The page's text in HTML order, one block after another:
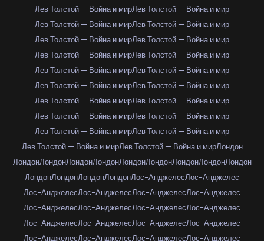
Лев Толстой — Война и мирЛев Толстой — Война и мир
Лев Толстой — Война и мирЛев Толстой — Война и мир
Лев Толстой — Война и мирЛев Толстой — Война и мир
Лев Толстой — Война и мирЛев Толстой — Война и мир
Лев Толстой — Война и мирЛев Толстой — Война и мир
Лев Толстой — Война и мирЛев Толстой — Война и мир
Лев Толстой — Война и мирЛев Толстой — Война и мир
Лев Толстой — Война и мирЛев Толстой — Война и мир
Лев Толстой — Война и мирЛев Толстой — Война и мир
Лев Толстой — Война и мирЛев Толстой — Война и мирЛондон
ЛондонЛондонЛондонЛондонЛондонЛондонЛондонЛондонЛондон
ЛондонЛондонЛондонЛондонЛос-АнджелесЛос-Анджелес
Лос-АнджелесЛос-АнджелесЛос-АнджелесЛос-Анджелес
Лос-АнджелесЛос-АнджелесЛос-АнджелесЛос-Анджелес
Лос-АнджелесЛос-АнджелесЛос-АнджелесЛос-Анджелес
Лос-АнджелесЛос-АнджелесЛос-АнджелесЛос-Анджелес